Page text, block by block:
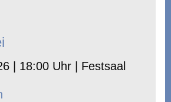
| 18:00 Uhr | Festsaal